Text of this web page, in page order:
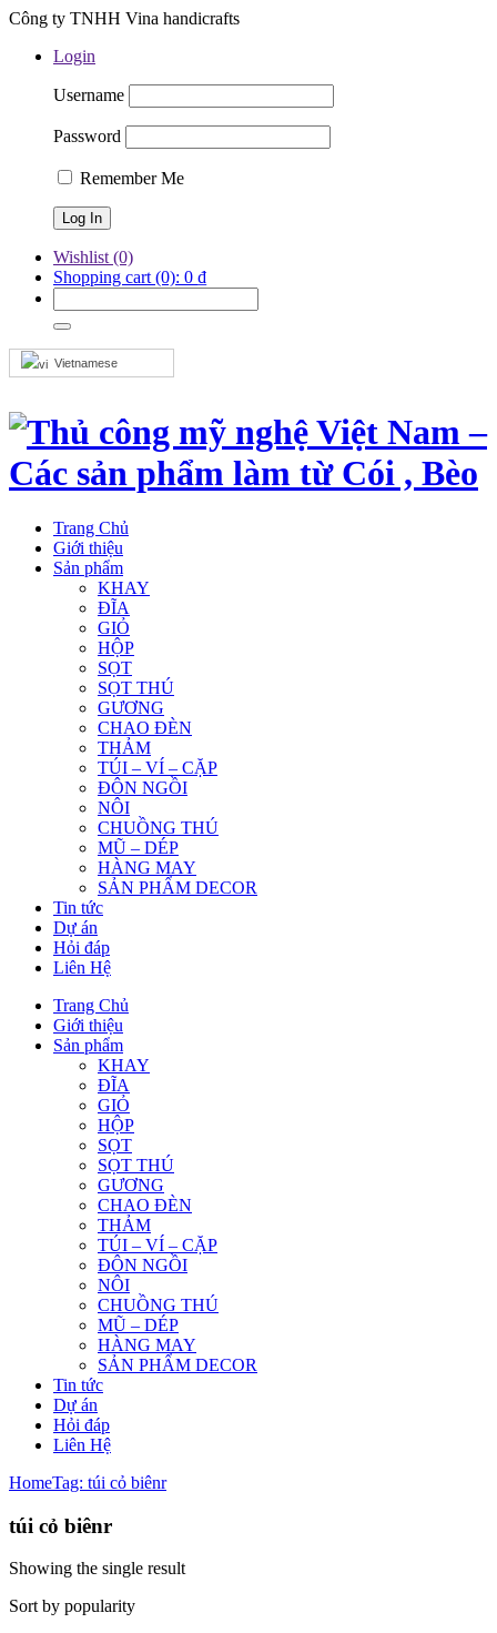
Công ty TNHH Vina handicrafts
Login
Username
Password
Remember Me
Wishlist (0)
Shopping cart (0): 0 ₫
Vietnamese
Trang Chủ
Giới thiệu
Sản phẩm
KHAY
ĐĨA
GIỎ
HỘP
SỌT
SỌT THÚ
GƯƠNG
CHAO ĐÈN
THẢM
TÚI – VÍ – CẶP
ĐÔN NGỒI
NÔI
CHUỒNG THÚ
MŨ – DÉP
HÀNG MAY
SẢN PHẨM DECOR
Tin tức
Dự án
Hỏi đáp
Liên Hệ
Trang Chủ
Giới thiệu
Sản phẩm
KHAY
ĐĨA
GIỎ
HỘP
SỌT
SỌT THÚ
GƯƠNG
CHAO ĐÈN
THẢM
TÚI – VÍ – CẶP
ĐÔN NGỒI
NÔI
CHUỒNG THÚ
MŨ – DÉP
HÀNG MAY
SẢN PHẨM DECOR
Tin tức
Dự án
Hỏi đáp
Liên Hệ
HomeTag: túi cỏ biênr
túi cỏ biênr
Showing the single result
Sort by popularity